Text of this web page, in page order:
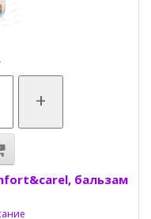
+
бальзам